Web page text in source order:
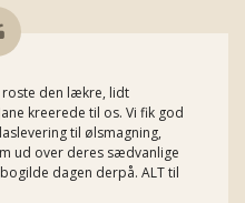
den lækre, lidt
kreerede til os. Vi fik god
til ølsmagning,
ud over deres sædvanlige
dagen derpå. ALT til